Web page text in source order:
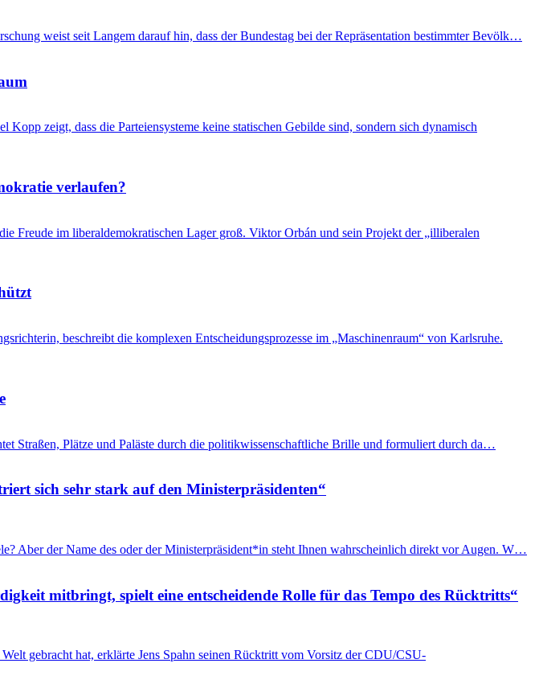
weist seit Langem darauf hin, dass der Bundestag bei der Repräsentation bestimmter Bevölk…
zeigt, dass die Parteiensysteme keine statischen Gebilde sind, sondern sich dynamisch
verlaufen?
Freude im liberaldemokratischen Lager groß. Viktor Orbán und sein Projekt der „illiberalen
beschreibt die komplexen Entscheidungsprozesse im „Maschinenraum“ von Karlsruhe.
Straßen, Plätze und Paläste durch die politikwissenschaftliche Brille und formuliert durch da…
sich sehr stark auf den Ministerpräsidenten“
Aber der Name des oder der Ministerpräsident*in steht Ihnen wahrscheinlich direkt vor Augen. W…
mitbringt, spielt eine entscheidende Rolle für das Tempo des Rücktritts“
gebracht hat, erklärte Jens Spahn seinen Rücktritt vom Vorsitz der CDU/CSU-